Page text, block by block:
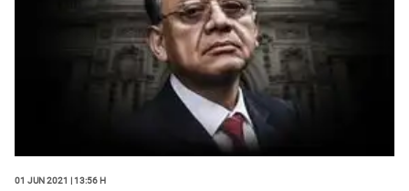
01 Jun 2021 | 13:56 h